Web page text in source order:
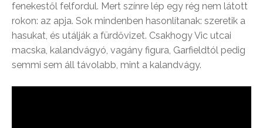
fenekestől felfordul. Mert színre lép egy rég nem látott
rokon: az apja. Sok mindenben hasonlítanak: szeretik a
hasukat, és utálják a fürdővizet. Csakhogy Vic utcai
macska, kalandvágyó, vagány figura, Garfieldtól pedig
semmi sem áll távolabb, mint a kalandvágy.